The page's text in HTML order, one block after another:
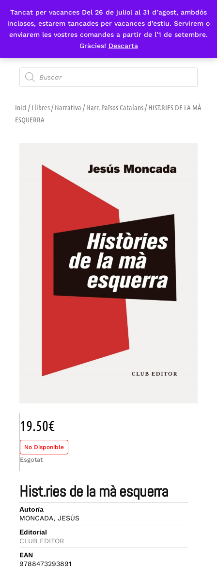
Tancat per vacances Del 26 de juliol al 31 d’agost, ambdós
inclosos, estarem tancades per vacances d’estiu. Servirem o
enviarem les vostres comandes a partir de l’1 de setembre.
Gràcies! Descarta
Fes-te'n sòcia
Inici /Llibres/Narrativa /Narr. Països Catalans/ HIST.RIES DE LA MÀ
ESQUERRA
hist.ries de la mà esquerra
Autor/a
MONCADA, JESÚS
Editorial
CLUB EDITOR
EAN
9788473293891
19.50€
No Disponible
Esgotat